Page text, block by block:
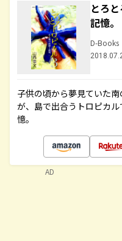
とろ
記憶
D-Books
子供の頃から夢見ていた
が、島で出合うトロピカ
憶。
AD